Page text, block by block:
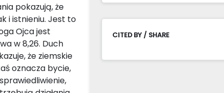
pokazują, że
i istnieniu. Jest to
Ojca jest
w 8,26. Duch
że ziemskie
oznacza bycie,
CITED BY / SHARE